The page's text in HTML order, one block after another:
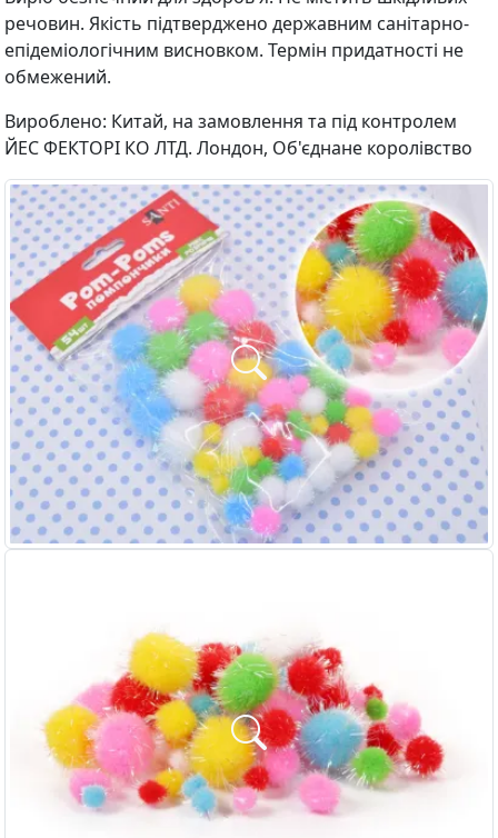
речовин. Якість підтверджено державним санітарно-
епідеміологічним висновком. Термін придатності не
обмежений.
Вироблено: Китай, на замовлення та під контролем
ЙЕС ФЕКТОРІ КО ЛТД. Лондон, Об'єднане королівство